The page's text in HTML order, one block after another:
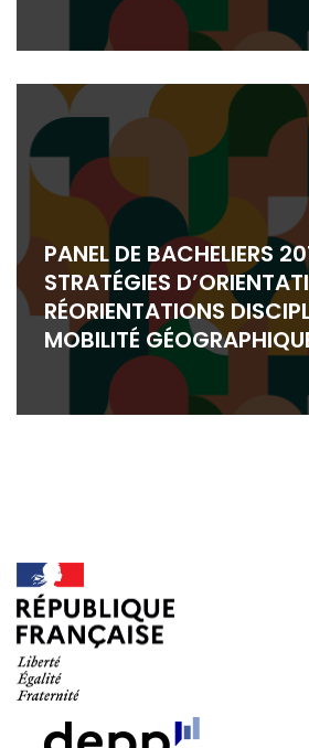
PANEL DE BACHELIERS
STRATÉGIES
RÉORIENTATIONS
MOBILITÉ